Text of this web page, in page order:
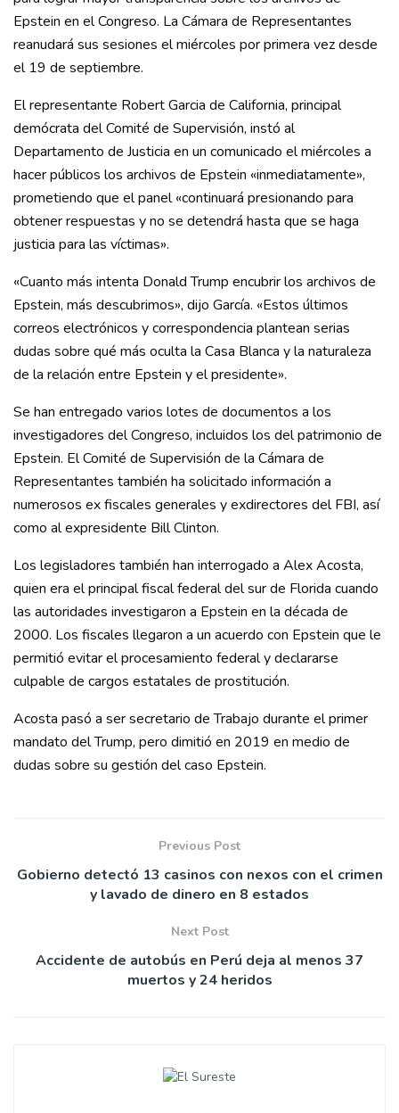
Epstein en el Congreso. La Cámara de Representantes
reanudará sus sesiones el miércoles por primera vez desde
el 19 de septiembre.
El representante Robert Garcia de California, principal
demócrata del Comité de Supervisión, instó al
Departamento de Justicia en un comunicado el miércoles a
hacer públicos los archivos de Epstein «inmediatamente»,
prometiendo que el panel «continuará presionando para
obtener respuestas y no se detendrá hasta que se haga
justicia para las víctimas».
«Cuanto más intenta Donald Trump encubrir los archivos de
Epstein, más descubrimos», dijo García. «Estos últimos
correos electrónicos y correspondencia plantean serias
dudas sobre qué más oculta la Casa Blanca y la naturaleza
de la relación entre Epstein y el presidente».
Se han entregado varios lotes de documentos a los
investigadores del Congreso, incluidos los del patrimonio de
Epstein. El Comité de Supervisión de la Cámara de
Representantes también ha solicitado información a
numerosos ex fiscales generales y exdirectores del FBI, así
como al expresidente Bill Clinton.
Los legisladores también han interrogado a Alex Acosta,
quien era el principal fiscal federal del sur de Florida cuando
las autoridades investigaron a Epstein en la década de
2000. Los fiscales llegaron a un acuerdo con Epstein que le
permitió evitar el procesamiento federal y declararse
culpable de cargos estatales de prostitución.
Acosta pasó a ser secretario de Trabajo durante el primer
mandato del Trump, pero dimitió en 2019 en medio de
dudas sobre su gestión del caso Epstein.
Previous Post
Gobierno detectó 13 casinos con nexos con el crimen
y lavado de dinero en 8 estados
Next Post
Accidente de autobús en Perú deja al menos 37
muertos y 24 heridos